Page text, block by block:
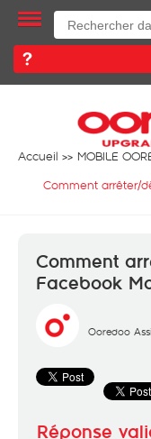
Accueil
MOBILE
Comment arrêter/
Comment
Facebook
Ooredoo